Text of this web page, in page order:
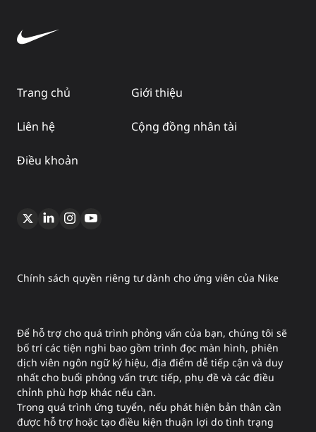
Trang chủ Giới thiệu
Liên hệ Cộng đồng nhân tài
Điều khoản
Chính sách quyền riêng tư dành cho ứng viên của Nike
Để hỗ trợ cho quá trình phỏng vấn của bạn, chúng tôi sẽ
bố trí các tiện nghi bao gồm trình đọc màn hình, phiên
dịch viên ngôn ngữ ký hiệu, địa điểm dễ tiếp cận và duy
nhất cho buổi phỏng vấn trực tiếp, phụ đề và các điều
chỉnh phù hợp khác nếu cần.
Trong quá trình ứng tuyển, nếu phát hiện bản thân cần
được hỗ trợ hoặc tạo điều kiện thuận lợi do tình trạng